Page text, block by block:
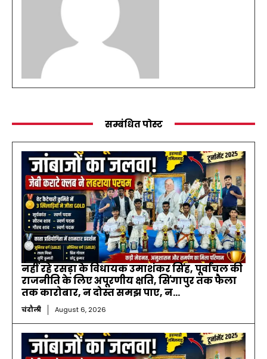
सम्बंधित पोस्ट
नहीं रहे रसड़ा के विधायक उमाशंकर सिंह, पूर्वांचल की
राजनीति के लिए अपूरणीय क्षति, सिंगापुर तक फैला
तक कारोबार, न दोस्त समझ पाए, न...
चंदौली August 6, 2026